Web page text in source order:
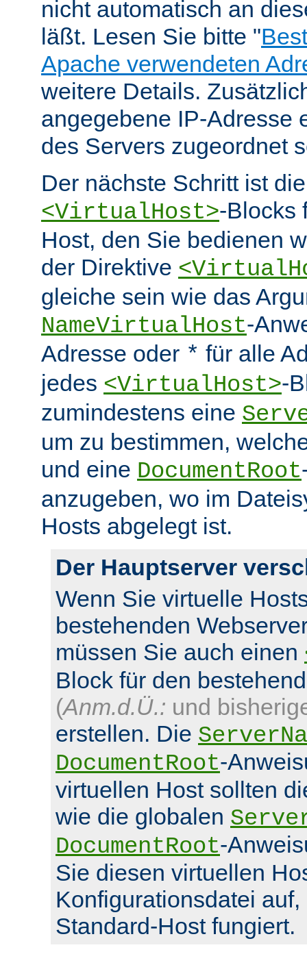
nicht automatisch an
läßt. Lesen Sie bitte "
Apache verwendeten
weitere Details.
angegebene IP-Adresse
des Servers zugeordnet
Der nächste Schritt ist
<VirtualHost>-Blocks
Host, den Sie bedienen
der Direktive
gleiche sein wie das
NameVirtualHost-
Adresse oder * für alle
jedes <VirtualHost>-
zumindestens eine
um zu bestimmen,
und eine DocumentRoot
anzugeben, wo im
Hosts abgelegt ist.
Der Hauptserver
Wenn Sie virtuelle
bestehenden
müssen Sie auch einen
Block für den
(Anm.d.Ü.: und
erstellen. Die
DocumentRoot-
virtuellen Host sollten
wie die globalen
DocumentRoot-
Sie diesen virtuellen
Konfigurationsdatei
Standard-Host fungiert.